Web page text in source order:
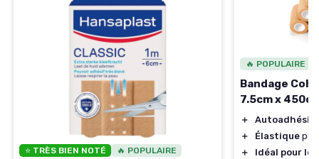
⭐ TRÈS BIEN NOTÉ 🔥 POPULAIRE
🔥 POPULAIRE
Bandage
7.5cm x
＋ Autoadhésif
＋
Élastique
＋
Idéal pour